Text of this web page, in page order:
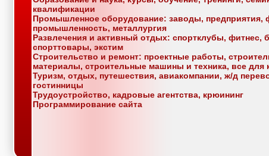
квалификации
Промышленное оборудование: заводы, предприятия,
промышленность, металлургия
Развлечения и активный отдых: спортклубы, фитнес,
спорттовары, экстим
Строительство и ремонт: проектные работы,
материалы, строительные машины и техника, все для
Туризм, отдых, путешествия, авиакомпании, ж/д
гостинницы
Трудоустройство, кадровые агентства, крюининг
Программирование сайта